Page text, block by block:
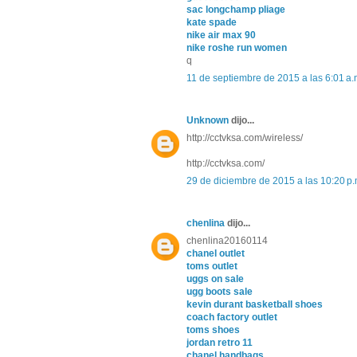
sac longchamp pliage
kate spade
nike air max 90
nike roshe run women
q
11 de septiembre de 2015 a las 6:01
Unknown dijo...
http://cctvksa.com/wireless/
http://cctvksa.com/
29 de diciembre de 2015 a las 10:20
chenlina dijo...
chenlina20160114
chanel outlet
toms outlet
uggs on sale
ugg boots sale
kevin durant basketball shoes
coach factory outlet
toms shoes
jordan retro 11